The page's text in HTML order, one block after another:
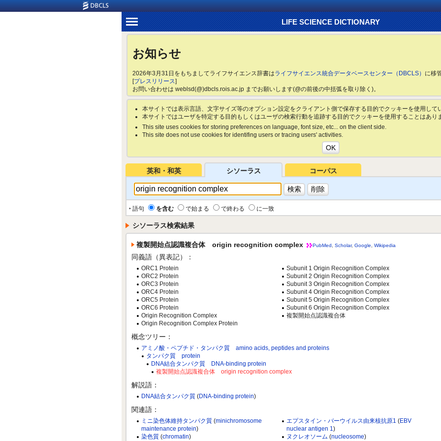
LIFE SCIENCE DICTIONARY
お知らせ
2026年3月31日をもちましてライフサイエンス辞書はライフサイエンス統合データベースセンター（DBCLS） に移
[プレスリリース]
お問い合わせは weblsd(@)dbcls.rois.ac.jp までお願いします(@の前後の中括弧を取り除く)。
本サイトでは表示言語、文字サイズ等のオプション設定をクライアント側で保存する目的でクッキーを使用して
本サイトではユーザを特定する目的もしくはユーザの検索行動を追跡する目的でクッキーを使用することはあり
This site uses cookies for storing preferences on language, font size, etc... on the client side.
This site does not use cookies for identifing users or tracing users' activities.
英和・和英 シソーラス コーパス
‣ 語句 を含む で始まる で終わる
に一致
シソーラス検索結果
複製開始点認識複合体 origin recognition complex PubMed Scholar, Google Wikipedia
同義語（異表記）：
ORC1 Protein
ORC2 Protein
ORC3 Protein
ORC4 Protein
ORC5 Protein
ORC6 Protein
Origin Recognition Complex
Origin Recognition Complex Protein
Subunit 1 Origin Recognition Complex
Subunit 2 Origin Recognition Complex
Subunit 3 Origin Recognition Complex
Subunit 4 Origin Recognition Complex
Subunit 5 Origin Recognition Complex
Subunit 6 Origin Recognition Complex
複製開始点認識複合体
概念ツリー：
アミノ酸・ペプチド・タンパク質 amino acids, peptides and proteins
タンパク質 protein
DNA結合タンパク質 DNA-binding protein
複製開始点認識複合体 origin recognition complex
解説語：
DNA結合タンパク質 (DNA-binding protein)
関連語：
ミニ染色体維持タンパク質 (minichromosome
maintenance protein)
染色質 (chromatin)
エプスタイン・バーウイルス由来核抗原1 (EBV
nuclear antigen 1)
ヌクレオソーム (nucleosome)